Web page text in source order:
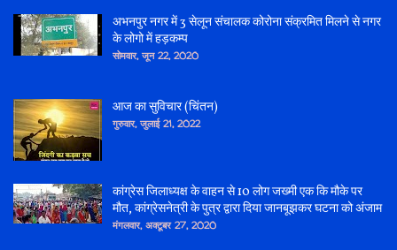
अभनपुर नगर में 3 सेलून संचालक कोरोना संक्रमित मिलने से नगर
के लोगो में हड़कम्प
सोमवार, जून 22, 2020
आज का सुविचार (चिंतन)
गुरुवार, जुलाई 21, 2022
कांग्रेस जिलाध्यक्ष के वाहन से 10 लोग जख्मी एक कि मौके पर
मौत, कांग्रेसनेत्री के पुत्र द्वारा दिया जानबूझकर घटना को अंजाम
मंगलवार, अक्टूबर 27, 2020